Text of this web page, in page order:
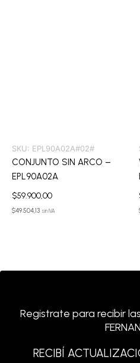
SKU: EPL90A02A#02#
CONJUNTO SIN ARCO –
EPL90A02A
$59.900,00
$49.504,13 sin IVA
Registrate para recibir
RECIBÍ